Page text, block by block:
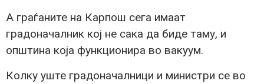
А граѓаните на Карпош сега имаат
градоначалник кој не сака да биде таму, и
општина која функционира во вакуум.
Колку уште градоначалници и министри се во